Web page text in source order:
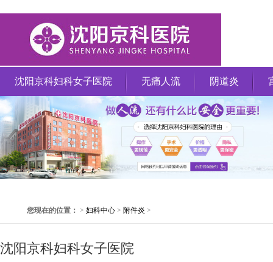
沈阳京科妇科女子医院 无痛人流 阴道炎
您现在的位置： > 妇科中心 > 附件炎 >
沈阳京科妇科女子医院